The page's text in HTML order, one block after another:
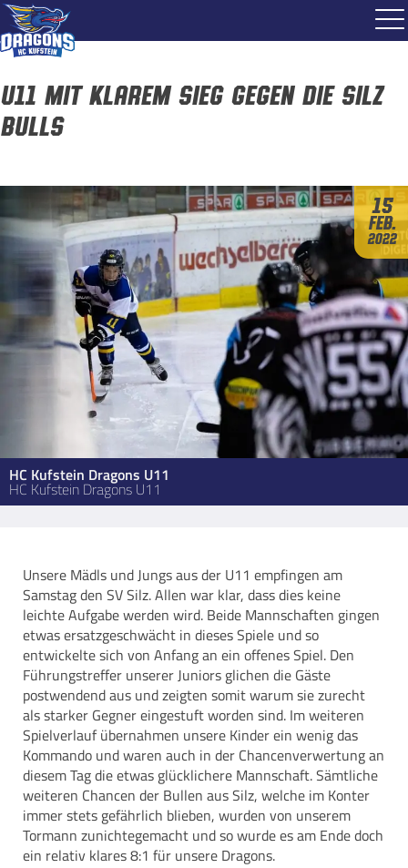
U11 mit klarem Sieg gegen die Silz
Bulls
15
Feb.
2022
HC Kufstein Dragons U11
HC Kufstein Dragons U11
Unsere Mädls und Jungs aus der U11 empfingen am
Samstag den SV Silz. Allen war klar, dass dies keine
leichte Aufgabe werden wird. Beide Mannschaften gingen
etwas ersatzgeschwächt in dieses Spiele und so
entwickelte sich von Anfang an ein offenes Spiel. Den
Führungstreffer unserer Juniors glichen die Gäste
postwendend aus und zeigten somit warum sie zurecht
als starker Gegner eingestuft worden sind. Im weiteren
Spielverlauf übernahmen unsere Kinder ein wenig das
Kommando und waren auch in der Chancenverwertung an
diesem Tag die etwas glücklichere Mannschaft. Sämtliche
weiteren Chancen der Bullen aus Silz, welche im Konter
immer stets gefährlich blieben, wurden von unserem
Tormann zunichtegemacht und so wurde es am Ende doch
ein relativ klares 8:1 für unsere Dragons.